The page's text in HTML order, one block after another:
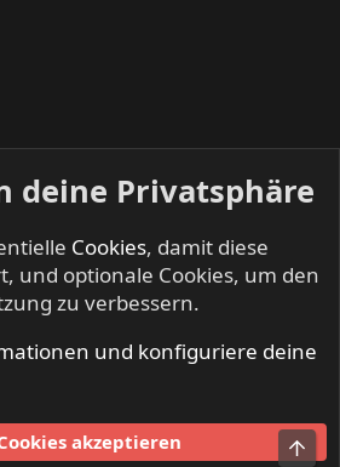
Datenschutz
deine Privatsphäre
Cookies, damit diese
und optionale Cookies, um den
zu verbessern.
und konfiguriere deine
akzeptieren